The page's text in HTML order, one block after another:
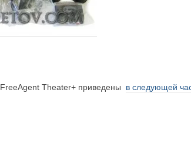
Theater+ приведены в следующей